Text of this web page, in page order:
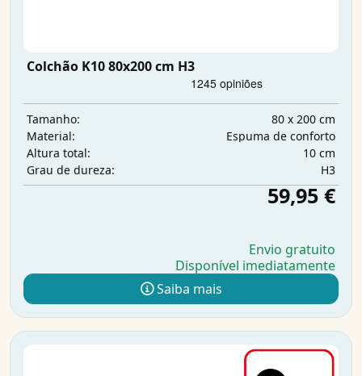
Colchão K10 80x200 cm H3
Tamanho:
80 x 200 cm
Material:
Espuma de conforto
Altura total:
10 cm
Grau de dureza:
H3
59,95 €
Envio gratuito
Disponível imediatamente
Saiba mais